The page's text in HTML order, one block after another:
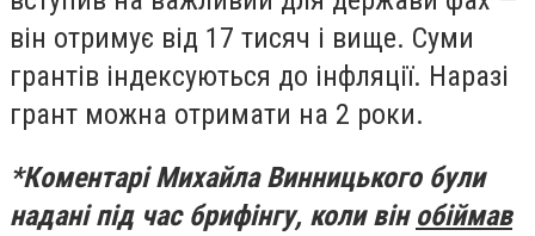
він отримує від 17 тисяч і вище. Суми
грантів індексуються до інфляції. Наразі
грант можна отримати на 2 роки.
*Коментарі Михайла Винницького були
надані під час брифінгу, коли він обіймав